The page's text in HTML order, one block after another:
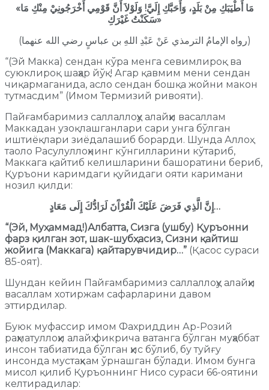
«مَا أَطْيَبَكِ مِنْ بَلَدٍ، وَأَحَبَّكِ إِلَيَّ! وَلَوْلاَ أَنَّ قَوْمِي أَخْرَجُونِيْ مِنْكِ مَا
سَكَنْتُ غَيْرَكِ»
(رواه الإمامُ الترمذي عَنْ عَبْدِ اللهِ بن عباسٍ رضي الله عنهما)
“(Эй Макка) сендан кўра менга севимлироқ ва
суюклироқ шаҳар йўқ! Агар қавмим мени сендан
чиқармаганида, асло сендан бошқа жойни макон
тутмасдим” (Имом Термизий ривояти).
Пайғамбаримиз саллаллоҳу алайҳи васаллам
Маккадан узоқлашганлари сари унга бўлган
иштиёқлари зиёдалашиб борарди. Шунда Аллоҳ
таоло Расулуллоҳнинг кўнгилларини кўтариб,
Маккага қайтиб келишларини башоратини бериб,
Қуръони каримдаги қуйидаги ояти каримани
нозил қилди:
إِنَّ الَّذِي فَرَضَ عَلَيْكَ الْقُرْآَنَ لَرَادُّكَ إِلَى مَعَادٍ…
“(Эй, Муҳаммад!)Албатта, Сизга (ушбу) Қуръонни
фарз қилган зот, шак-шубҳасиз, Сизни қайтиш
жойига (Маккага) қайтарувчидир…” (Қасос сураси
85-оят).
Шундан кейин Пайғамбаримиз саллаллоҳу алайҳи
васаллам хотиржам сафарларини давом
эттирдилар.
Буюк муфассир имом Фахриддин Ар-Розий
раҳматуллоҳи алайҳ фикрича ватанга бўлган муҳаббат
инсон табиатида бўлган ҳис бўлиб, бу туйғу
инсонда мустаҳкам ўрнашган бўлади. Имом бунга
мисол қилиб Қуръоннинг Нисо сураси 66-оятини
келтирадилар: